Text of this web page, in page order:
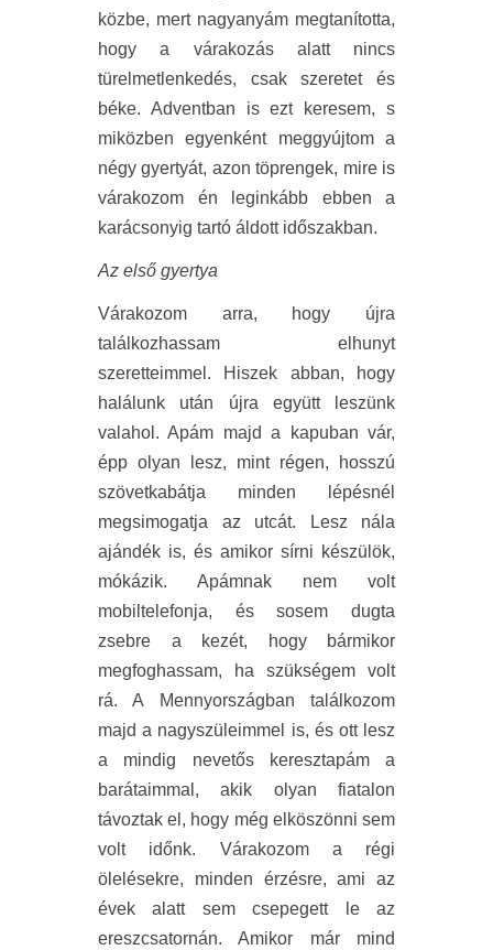
közbe, mert nagyanyám megtanította,
hogy a várakozás alatt nincs
türelmetlenkedés, csak szeretet és
béke. Adventban is ezt keresem, s
miközben egyenként meggyújtom a
négy gyertyát, azon töprengek, mire is
várakozom én leginkább ebben a
karácsonyig tartó áldott időszakban.
Az első gyertya
Várakozom arra, hogy újra
találkozhassam elhunyt
szeretteimmel. Hiszek abban, hogy
halálunk után újra együtt leszünk
valahol. Apám majd a kapuban vár,
épp olyan lesz, mint régen, hosszú
szövetkabátja minden lépésnél
megsimogatja az utcát. Lesz nála
ajándék is, és amikor sírni készülök,
mókázik. Apámnak nem volt
mobiltelefonja, és sosem dugta
zsebre a kezét, hogy bármikor
megfoghassam, ha szükségem volt
rá. A Mennyországban találkozom
majd a nagyszüleimmel is, és ott lesz
a mindig nevetős keresztapám a
barátaimmal, akik olyan fiatalon
távoztak el, hogy még elköszönni sem
volt időnk. Várakozom a régi
ölelésekre, minden érzésre, ami az
évek alatt sem csepegett le az
ereszcsatornán. Amikor már mind